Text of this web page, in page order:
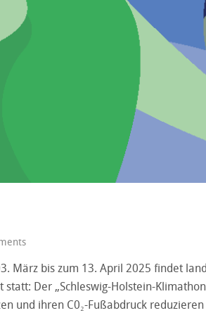
März bis zum 13. April 2025 findet
Der „Schleswig-Holstein-
und ihren C0₂-Fußabdruck